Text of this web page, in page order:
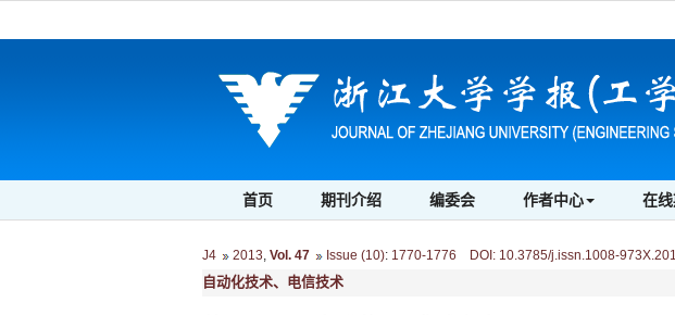
首页 期刊介绍 编委会 作者中心 在线
J4 2013, Vol. 47 Issue (10): 1770-1776 DOI: 10.3785/j.issn.1008-
自动化技术、电信技术